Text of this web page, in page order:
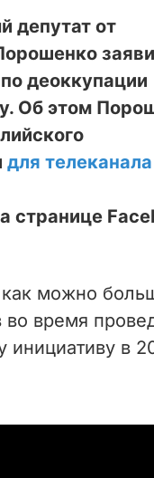
депутат от
деоккупации
Об этом
для телеканала
странице
как можно
во время
в